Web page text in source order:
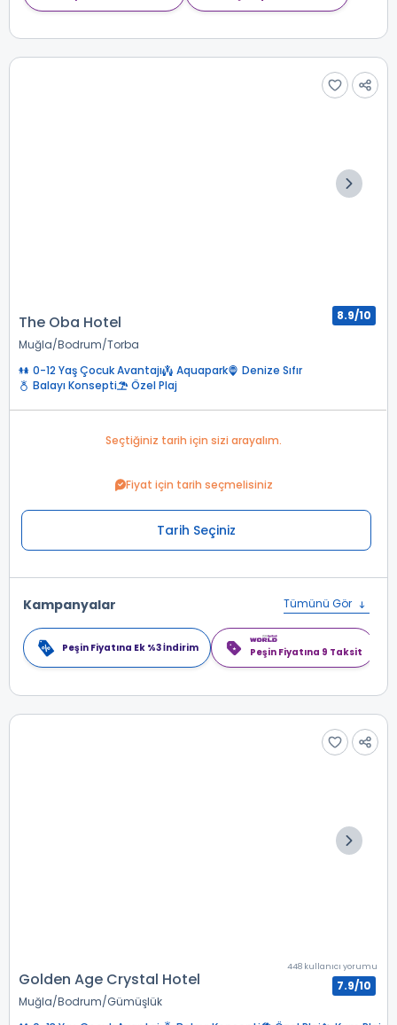
The Oba Hotel
Muğla Bodrum Torba
8.9/10
0-12 Yaş Çocuk Avantajı Aquapark
Denize Sıfır
Balayı Konsepti
Özel Plaj
Seçtiğiniz tarih için sizi arayalım.
Fiyat için tarih seçmelisiniz
Tarih Seçiniz
Kampanyalar Tümünü Gör
Peşin Fiyatına Ek %3 İndirim Peşin Fiyatına 9 Taksit
Golden Age Crystal Hotel
Muğla Bodrum Gümüşlük
448 kullanıcı yorumu
7.9/10